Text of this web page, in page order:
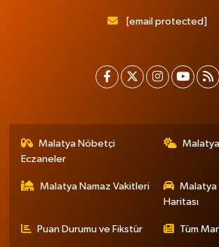
[email protected]
Malatya Nöbetçi
Eczaneler
Malatya Namaz Vakitleri
Malatya
Haritası
Puan Durumu ve Fikstür Tüm